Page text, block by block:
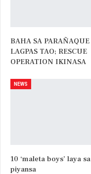
BAHA SA PARAÑAQUE
LAGPAS TAO; RESCUE
OPERATION IKINASA
NEWS
10 ‘maleta boys’ laya sa
piyansa